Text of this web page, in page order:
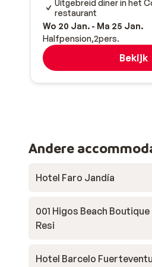
Uitgebreid diner in het
restaurant
Wo 20 Jan. - Ma 25 Jan.
Halfpension 2pers.
Bekijk
Andere
Hotel Faro Jandía
001 Higos Beach
Resi
Hotel Barcelo